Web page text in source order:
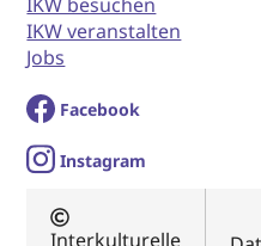
IKW veranstalten
Jobs
Facebook
Instagram
Interkulturelle